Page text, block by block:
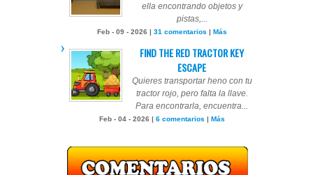
ella encontrando objetos y
pistas,...
Feb - 09 - 2026 | 31 comentarios | Más
FIND THE RED TRACTOR KEY
ESCAPE
Quieres transportar heno con tu
tractor rojo, pero falta la llave.
Para encontrarla, encuentra...
Feb - 04 - 2026 | 6 comentarios | Más